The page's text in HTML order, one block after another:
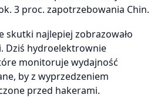
3 proc. zapotrzebowania Chin.
najlepiej zobrazowało
Dziś hydroelektrownie
monitoruje wydajność
by z wyprzedzeniem
przed hakerami.